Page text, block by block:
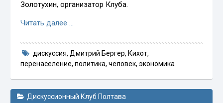
Золотухин, организатор Клуба.
Читать далее …
дискуссия, Дмитрий Бергер, Кихот,
перенаселение,политика,человек,экономика
Дискуссионный Клуб Полтава